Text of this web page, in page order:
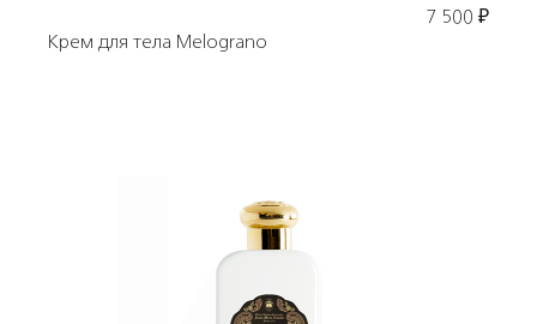
7 500 ₽
Крем для тела Melograno